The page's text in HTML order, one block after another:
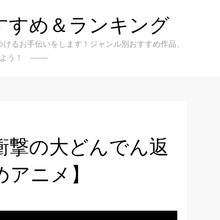
すめ＆ランキング
るお手伝いをします！ジャンル別おすすめ作品、
う！
の大どんでん返
ニメ】